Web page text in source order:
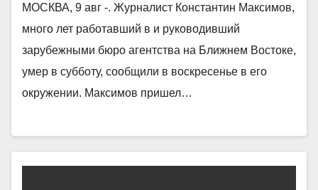
МОСКВА, 9 авг -. Журналист Константин Максимов,
много лет работавший в и руководивший
зарубежными бюро агентства на Ближнем Востоке,
умер в субботу, сообщили в воскресенье в его
окружении. Максимов пришел…